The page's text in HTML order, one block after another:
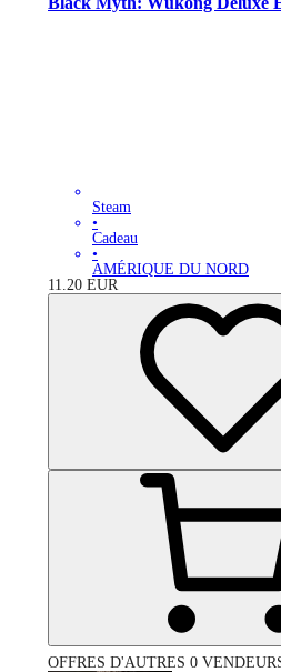
Steam
•
Cadeau
•
AMÉRIQUE DU NORD
11.20 EUR
OFFRES D'AUTRES 0